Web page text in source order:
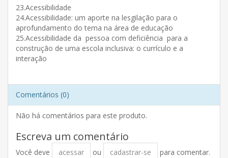
23.Acessibilidade
24.Acessibilidade: um aporte na lesgilação para o
aprofundamento do tema na área de educação
25.Acessibilidade da pessoa com deficiência para a
construção de uma escola inclusiva: o currículo e a
interação
Comentários (0)
Não há comentários para este produto.
Escreva um comentário
Você deve acessar ou cadastrar-se para comentar.